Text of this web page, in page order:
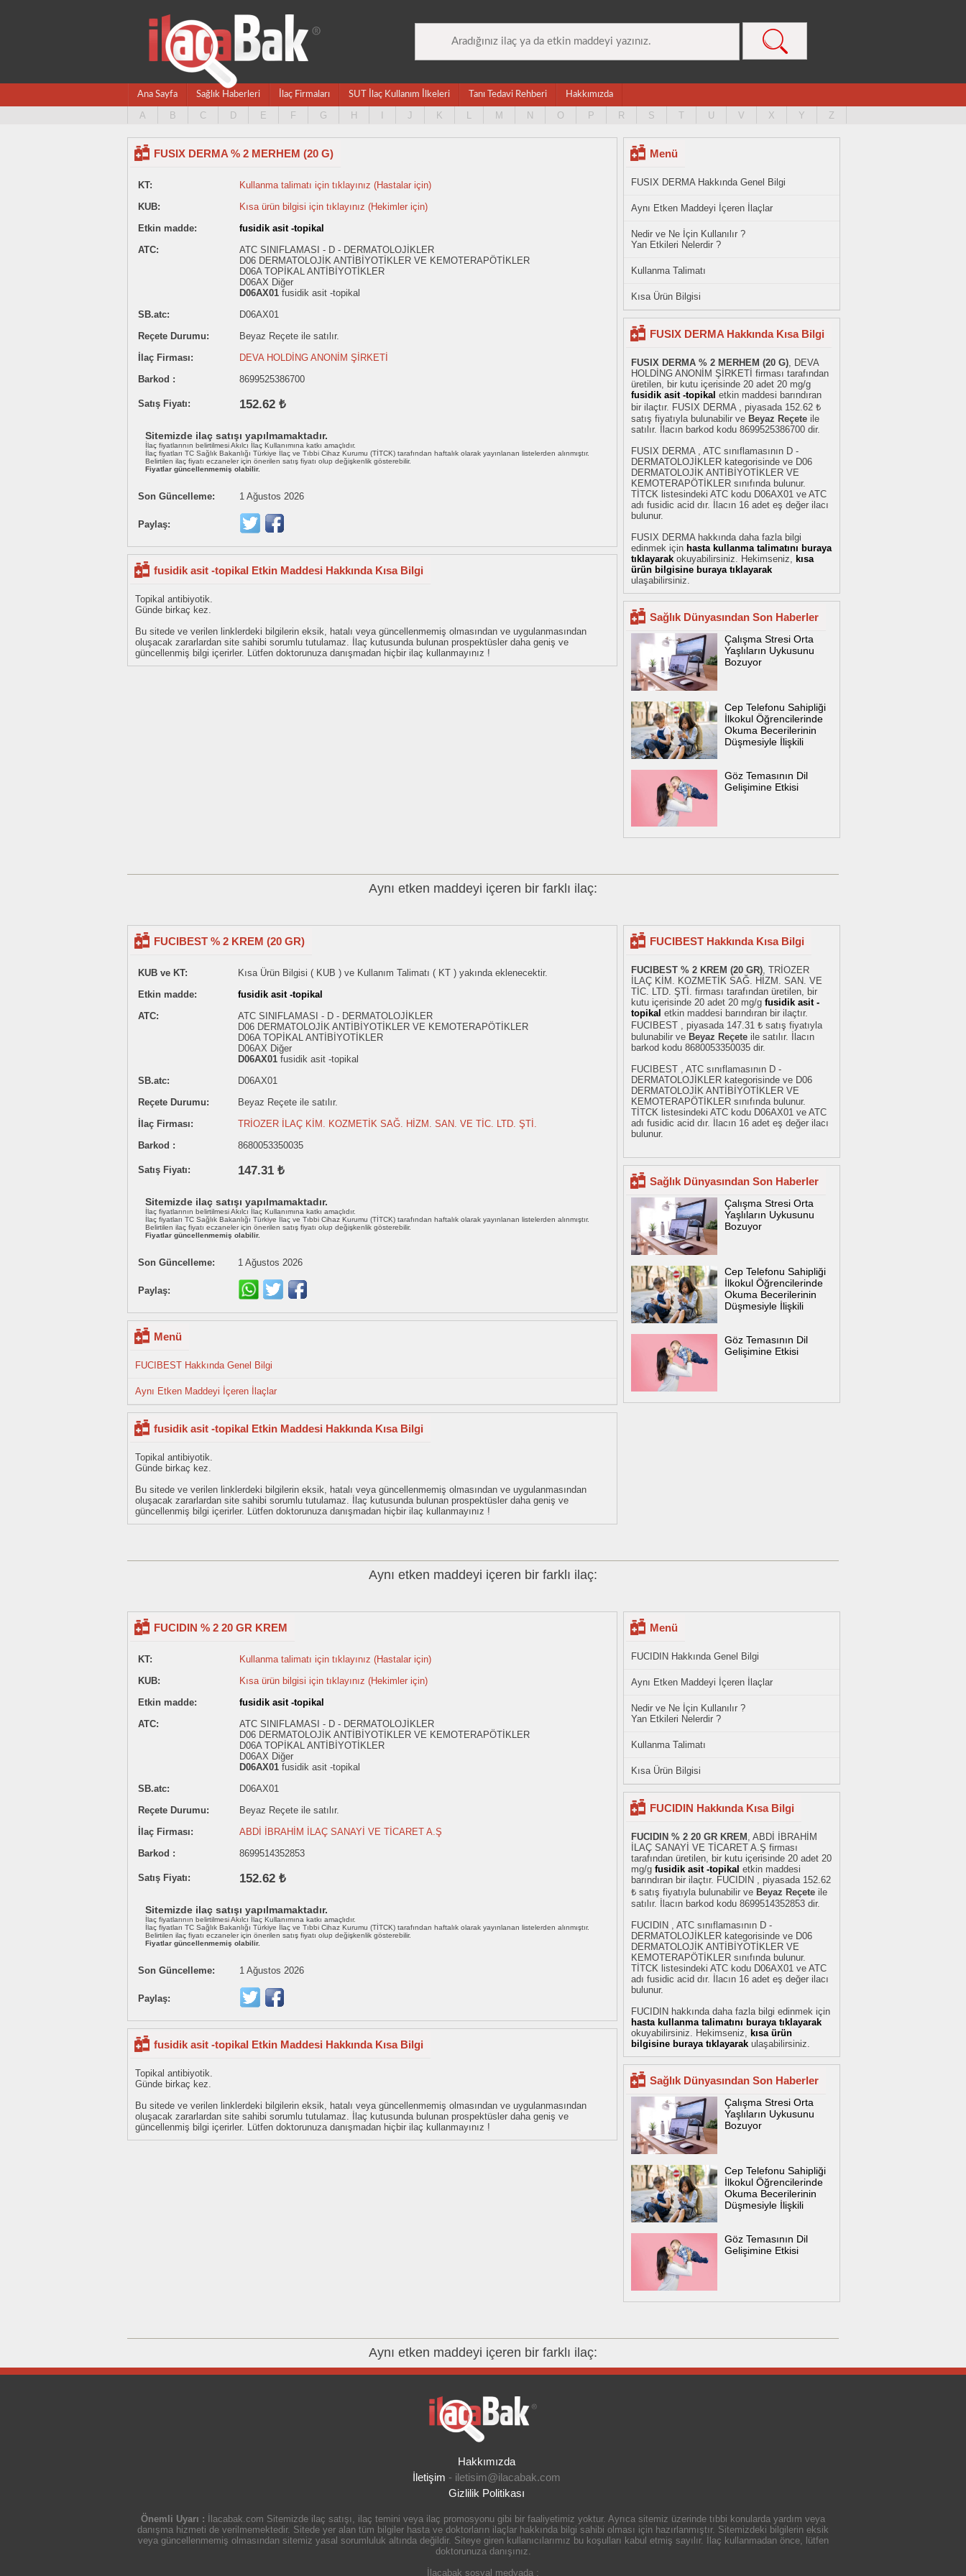
Ana Sayfa Sağlık Haberleri İlaç Firmaları SUT İlaç Kullanım İlkeleri Tanı Tedavi Rehberi Hakkımızda
A B C D E F G H J K L M N O P R S T U V X Y Z
FUSIX DERMA % 2 MERHEM (20 G)
KT:
Kullanma talimatı için tıklayınız (Hastalar için)
KUB:
Kısa ürün bilgisi için tıklayınız (Hekimler için)
Etkin madde:
fusidik asit -topikal
ATC:
ATC SINIFLAMASI - D - DERMATOLOJİKLER
D06 DERMATOLOJİK ANTİBİYOTİKLER VE KEMOTERAPÖTİKLER
D06A TOPİKAL ANTİBİYOTİKLER
D06AX Diğer
D06AX01 fusidik asit -topikal
SB.atc:
D06AX01
Reçete Durumu:
Beyaz Reçete ile satılır.
İlaç Firması:
DEVA HOLDİNG ANONİM ŞİRKETİ
Barkod :
8699525386700
Satış Fiyatı: 152.62 ₺
Sitemizde ilaç satışı yapılmamaktadır.
İlaç fiyatlarının belirtilmesi Akılcı İlaç Kullanımına katkı amaçlıdır.
İlaç fiyatları TC Sağlık Bakanlığı Türkiye İlaç ve Tıbbi Cihaz Kurumu (TİTCK) tarafından haftalık olarak yayınlanan listelerden alınmıştır.
Belirtilen ilaç fiyatı eczaneler için önerilen satış fiyatı olup değişkenlik gösterebilir.
Fiyatlar güncellenmemiş olabilir.
Son Güncelleme: 1 Ağustos 2026
Paylaş:
fusidik asit -topikal Etkin Maddesi Hakkında Kısa Bilgi
Topikal antibiyotik.
Günde birkaç kez.
Bu sitede ve verilen linklerdeki bilgilerin eksik, hatalı veya güncellenmemiş olmasından ve uygulanmasından
oluşacak zararlardan site sahibi sorumlu tutulamaz. İlaç kutusunda bulunan prospektüsler daha geniş ve
güncellenmiş bilgi içerirler. Lütfen doktorunuza danışmadan hiçbir ilaç kullanmayınız !
Menü
FUSIX DERMA Hakkında Genel Bilgi
Aynı Etken Maddeyi İçeren İlaçlar
Nedir ve Ne İçin Kullanılır ?
Yan Etkileri Nelerdir ?
Kullanma Talimatı
Kısa Ürün Bilgisi
FUSIX DERMA Hakkında Kısa Bilgi
FUSIX DERMA % 2 MERHEM (20 G), DEVA
HOLDİNG ANONİM ŞİRKETİ firması tarafından
üretilen, bir kutu içerisinde 20 adet 20 mg/g
fusidik asit -topikal etkin maddesi barındıran
bir ilaçtır. FUSIX DERMA , piyasada 152.62 ₺
satış fiyatıyla bulunabilir ve Beyaz Reçete ile
satılır. İlacın barkod kodu 8699525386700 dir.
FUSIX DERMA , ATC sınıflamasının D -
DERMATOLOJİKLER kategorisinde ve D06
DERMATOLOJİK ANTİBİYOTİKLER VE
KEMOTERAPÖTİKLER sınıfında bulunur.
TİTCK listesindeki ATC kodu D06AX01 ve ATC
adı fusidic acid dır. İlacın 16 adet eş değer ilacı
bulunur.
FUSIX DERMA hakkında daha fazla bilgi
edinmek için hasta kullanma talimatını buraya
tıklayarak okuyabilirsiniz. Hekimseniz, kısa
ürün bilgisine buraya tıklayarak
ulaşabilirsiniz.
Sağlık Dünyasından Son Haberler
Çalışma Stresi Orta
Yaşlıların Uykusunu
Bozuyor
Cep Telefonu Sahipliği
İlkokul Öğrencilerinde
Okuma Becerilerinin
Düşmesiyle İlişkili
Göz Temasının Dil
Gelişimine Etkisi
Aynı etken maddeyi içeren bir farklı ilaç:
FUCIBEST % 2 KREM (20 GR)
KUB ve KT:
Kısa Ürün Bilgisi ( KUB ) ve Kullanım Talimatı ( KT ) yakında eklenecektir.
Etkin madde:
fusidik asit -topikal
ATC:
ATC SINIFLAMASI - D - DERMATOLOJİKLER
D06 DERMATOLOJİK ANTİBİYOTİKLER VE KEMOTERAPÖTİKLER
D06A TOPİKAL ANTİBİYOTİKLER
D06AX Diğer
D06AX01 fusidik asit -topikal
SB.atc:
D06AX01
Reçete Durumu:
Beyaz Reçete ile satılır.
İlaç Firması:
TRİOZER İLAÇ KİM. KOZMETİK SAĞ. HİZM. SAN. VE TİC. LTD. ŞTİ.
Barkod :
8680053350035
Satış Fiyatı: 147.31 ₺
Sitemizde ilaç satışı yapılmamaktadır.
İlaç fiyatlarının belirtilmesi Akılcı İlaç Kullanımına katkı amaçlıdır.
İlaç fiyatları TC Sağlık Bakanlığı Türkiye İlaç ve Tıbbi Cihaz Kurumu (TİTCK) tarafından haftalık olarak yayınlanan listelerden alınmıştır.
Belirtilen ilaç fiyatı eczaneler için önerilen satış fiyatı olup değişkenlik gösterebilir.
Fiyatlar güncellenmemiş olabilir.
Son Güncelleme: 1 Ağustos 2026
Paylaş:
Menü
FUCIBEST Hakkında Genel Bilgi
Aynı Etken Maddeyi İçeren İlaçlar
fusidik asit -topikal Etkin Maddesi Hakkında Kısa Bilgi
Topikal antibiyotik.
Günde birkaç kez.
Bu sitede ve verilen linklerdeki bilgilerin eksik, hatalı veya güncellenmemiş olmasından ve uygulanmasından
oluşacak zararlardan site sahibi sorumlu tutulamaz. İlaç kutusunda bulunan prospektüsler daha geniş ve
güncellenmiş bilgi içerirler. Lütfen doktorunuza danışmadan hiçbir ilaç kullanmayınız !
FUCIBEST Hakkında Kısa Bilgi
FUCIBEST % 2 KREM (20 GR), TRİOZER
İLAÇ KİM. KOZMETİK SAĞ. HİZM. SAN. VE
TİC. LTD. ŞTİ. firması tarafından üretilen, bir
kutu içerisinde 20 adet 20 mg/g fusidik asit -
topikal etkin maddesi barındıran bir ilaçtır.
FUCIBEST , piyasada 147.31 ₺ satış fiyatıyla
bulunabilir ve Beyaz Reçete ile satılır. İlacın
barkod kodu 8680053350035 dir.
FUCIBEST , ATC sınıflamasının D -
DERMATOLOJİKLER kategorisinde ve D06
DERMATOLOJİK ANTİBİYOTİKLER VE
KEMOTERAPÖTİKLER sınıfında bulunur.
TİTCK listesindeki ATC kodu D06AX01 ve ATC
adı fusidic acid dır. İlacın 16 adet eş değer ilacı
bulunur.
Sağlık Dünyasından Son Haberler
Çalışma Stresi Orta
Yaşlıların Uykusunu
Bozuyor
Cep Telefonu Sahipliği
İlkokul Öğrencilerinde
Okuma Becerilerinin
Düşmesiyle İlişkili
Göz Temasının Dil
Gelişimine Etkisi
Aynı etken maddeyi içeren bir farklı ilaç:
FUCIDIN % 2 20 GR KREM
KT:
Kullanma talimatı için tıklayınız (Hastalar için)
KUB:
Kısa ürün bilgisi için tıklayınız (Hekimler için)
Etkin madde:
fusidik asit -topikal
ATC:
ATC SINIFLAMASI - D - DERMATOLOJİKLER
D06 DERMATOLOJİK ANTİBİYOTİKLER VE KEMOTERAPÖTİKLER
D06A TOPİKAL ANTİBİYOTİKLER
D06AX Diğer
D06AX01 fusidik asit -topikal
SB.atc:
D06AX01
Reçete Durumu:
Beyaz Reçete ile satılır.
İlaç Firması:
ABDİ İBRAHİM İLAÇ SANAYİ VE TİCARET A.Ş
Barkod :
8699514352853
Satış Fiyatı: 152.62 ₺
Sitemizde ilaç satışı yapılmamaktadır.
İlaç fiyatlarının belirtilmesi Akılcı İlaç Kullanımına katkı amaçlıdır.
İlaç fiyatları TC Sağlık Bakanlığı Türkiye İlaç ve Tıbbi Cihaz Kurumu (TİTCK) tarafından haftalık olarak yayınlanan listelerden alınmıştır.
Belirtilen ilaç fiyatı eczaneler için önerilen satış fiyatı olup değişkenlik gösterebilir.
Fiyatlar güncellenmemiş olabilir.
Son Güncelleme: 1 Ağustos 2026
Paylaş:
fusidik asit -topikal Etkin Maddesi Hakkında Kısa Bilgi
Topikal antibiyotik.
Günde birkaç kez.
Bu sitede ve verilen linklerdeki bilgilerin eksik, hatalı veya güncellenmemiş olmasından ve uygulanmasından
oluşacak zararlardan site sahibi sorumlu tutulamaz. İlaç kutusunda bulunan prospektüsler daha geniş ve
güncellenmiş bilgi içerirler. Lütfen doktorunuza danışmadan hiçbir ilaç kullanmayınız !
Menü
FUCIDIN Hakkında Genel Bilgi
Aynı Etken Maddeyi İçeren İlaçlar
Nedir ve Ne İçin Kullanılır ?
Yan Etkileri Nelerdir ?
Kullanma Talimatı
Kısa Ürün Bilgisi
FUCIDIN Hakkında Kısa Bilgi
FUCIDIN % 2 20 GR KREM , ABDİ İBRAHİM
İLAÇ SANAYİ VE TİCARET A.Ş firması
tarafından üretilen, bir kutu içerisinde 20 adet 20
mg/g fusidik asit -topikal etkin maddesi
barındıran bir ilaçtır. FUCIDIN , piyasada 152.62
₺ satış fiyatıyla bulunabilir ve Beyaz Reçete ile
satılır. İlacın barkod kodu 8699514352853 dir.
FUCIDIN , ATC sınıflamasının D -
DERMATOLOJİKLER kategorisinde ve D06
DERMATOLOJİK ANTİBİYOTİKLER VE
KEMOTERAPÖTİKLER sınıfında bulunur.
TİTCK listesindeki ATC kodu D06AX01 ve ATC
adı fusidic acid dır. İlacın 16 adet eş değer ilacı
bulunur.
FUCIDIN hakkında daha fazla bilgi edinmek için
hasta kullanma talimatını buraya tıklayarak
okuyabilirsiniz. Hekimseniz, kısa ürün
bilgisine buraya tıklayarak ulaşabilirsiniz.
Sağlık Dünyasından Son Haberler
Çalışma Stresi Orta
Yaşlıların Uykusunu
Bozuyor
Cep Telefonu Sahipliği
İlkokul Öğrencilerinde
Okuma Becerilerinin
Düşmesiyle İlişkili
Göz Temasının Dil
Gelişimine Etkisi
Aynı etken maddeyi içeren bir farklı ilaç:
Hakkımızda
İletişim - iletisim@ilacabak.com
Gizlilik Politikası
Önemli Uyarı :
İlacabak.com Sitemizde ilaç satışı, ilaç temini veya ilaç promosyonu gibi bir faaliyetimiz yoktur. Ayrıca sitemiz üzerinde tıbbi konularda yardım veya
danışma hizmeti de verilmemektedir. Sitede yer alan tüm bilgiler hasta ve doktorların ilaçlar hakkında bilgi sahibi olması için hazırlanmıştır. Sitemizdeki bilgilerin eksik
veya güncellenmemiş olmasından sitemiz yasal sorumluluk altında değildir. Siteye giren kullanıcılarımız bu koşulları kabul etmiş sayılır. İlaç kullanmadan önce, lütfen
doktorunuza danışınız.
İlacabak sosyal medyada :